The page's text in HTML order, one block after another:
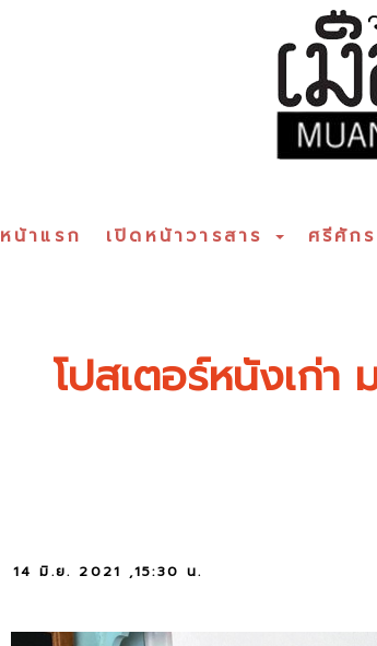
หน้าแรก เปิดหน้าวารสาร ศรีศัก
โปสเตอร์หนังเก่า
14 มิ.ย. 2021 ,15:30 น.